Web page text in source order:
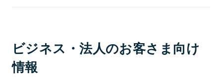
ビジネス・法人のお客さま向け
情報